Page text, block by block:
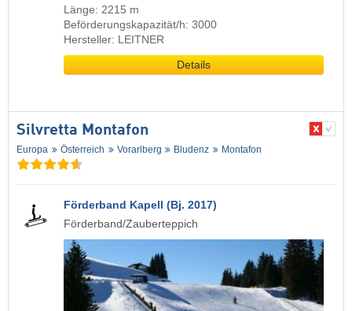
Länge: 2215 m
Beförderungskapazität/h: 3000
Hersteller: LEITNER
Details
Silvretta Montafon
Europa Österreich Vorarlberg Bludenz Montafon
Förderband Kapell (Bj. 2017)
Förderband/Zauberteppich